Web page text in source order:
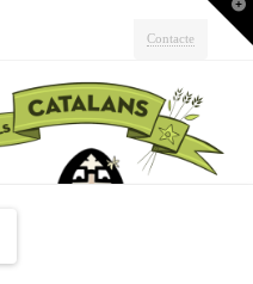
Contacte